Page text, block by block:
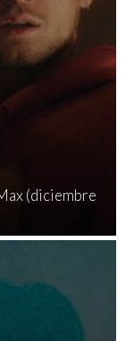
(diciembre